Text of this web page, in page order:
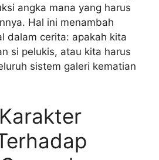
angka mana yang harus
Hal ini menambah
dalam cerita: apakah kita
si pelukis, atau kita harus
sistem galeri kematian